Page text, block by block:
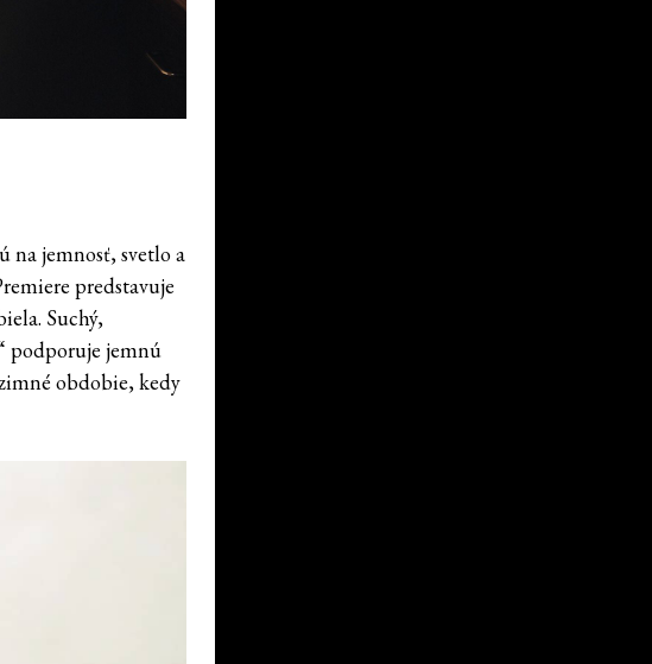
na jemnosť, svetlo a
predstavuje
Suchý,
podporuje jemnú
obdobie, kedy